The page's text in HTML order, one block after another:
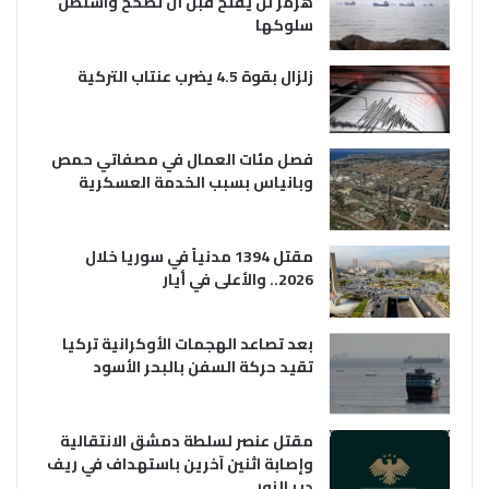
سلوكها
زلزال بقوة 4.5 يضرب عنتاب التركية
فصل مئات العمال في مصفاتي حمص
وبانياس بسبب الخدمة العسكرية
مقتل 1394 مدنياً في سوريا خلال
2026.. والأعلى في أيار
بعد تصاعد الهجمات الأوكرانية تركيا
تقيد حركة السفن بالبحر الأسود
مقتل عنصر لسلطة دمشق الانتقالية
وإصابة اثنين آخرين باستهداف في ريف